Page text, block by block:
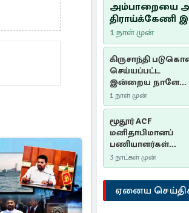
அம்பாறையை
திராய்க்கேணி
1 நாள் முன்
கிருசாந்தி
செய்யப்பட்ட
இன்றைய நாளே
செம்மணி
இனப்படுகொலை
தினம்…!
1 நாள் முன்
மூதூர் ACF
மனிதாபிமானப்
பணியாளர்கள்
படுகொலை (2006):
ஆண்டுகளாகியும்
மறுக்கப்பட்ட
மனிதாபிமானப்
பேரவலம்
3 நாட்கள் முன்
ஏனைய